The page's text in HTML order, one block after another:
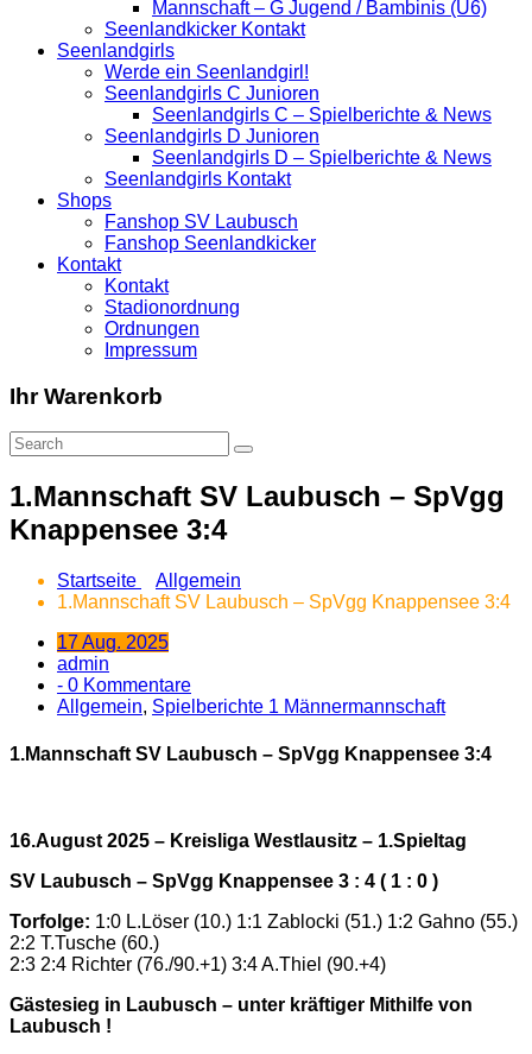
Mannschaft – G Jugend / Bambinis (U6)
Seenlandkicker Kontakt
Seenlandgirls
Werde ein Seenlandgirl!
Seenlandgirls C Junioren
Seenlandgirls C – Spielberichte & News
Seenlandgirls D Junioren
Seenlandgirls D – Spielberichte & News
Seenlandgirls Kontakt
Shops
Fanshop SV Laubusch
Fanshop Seenlandkicker
Kontakt
Kontakt
Stadionordnung
Ordnungen
Impressum
Ihr Warenkorb
1.Mannschaft SV Laubusch – SpVgg
Knappensee 3:4
Startseite
Allgemein
1.Mannschaft SV Laubusch – SpVgg Knappensee 3:4
17 Aug. 2025
admin
- 0 Kommentare
Allgemein, Spielberichte 1 Männermannschaft
1.Mannschaft SV Laubusch – SpVgg Knappensee 3:4
16.August 2025 – Kreisliga Westlausitz – 1.Spieltag
SV Laubusch – SpVgg Knappensee 3 : 4 ( 1 : 0 )
Torfolge: 1:0 L.Löser (10.) 1:1 Zablocki (51.) 1:2 Gahno (55.)
2:2 T.Tusche (60.)
2:3 2:4 Richter (76./90.+1) 3:4 A.Thiel (90.+4)
Gästesieg in Laubusch – unter kräftiger Mithilfe von
Laubusch !